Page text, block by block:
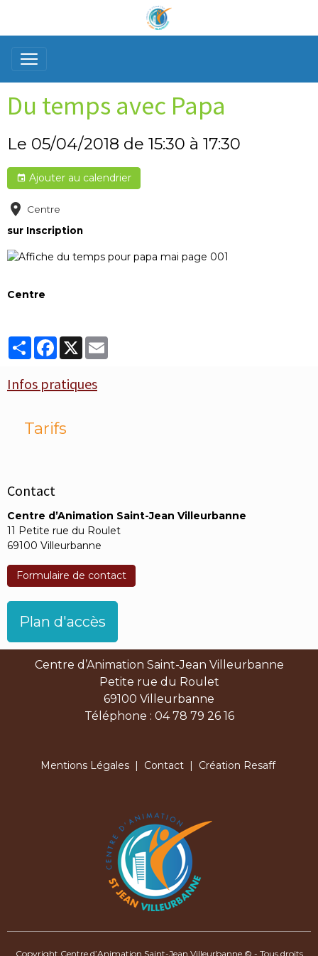
Du temps avec Papa
Le 05/04/2018 de 15:30 à 17:30
Ajouter au calendrier
Centre
sur Inscription
Centre
PartagerFacebook
X
Infos pratiques
Tarifs
Contact
Centre d’Animation Saint-Jean Villeurbanne
11 Petite rue du Roulet
69100 Villeurbanne
Formulaire de contact
Plan d'accès
Centre d’Animation Saint-Jean Villeurbanne
Petite rue du Roulet
69100 Villeurbanne
Téléphone : 04 78 79 26 16
Mentions Légales| Contact| Création Resaff
Copyright Centre d’Animation Saint-Jean Villeurbanne © - Tous droits